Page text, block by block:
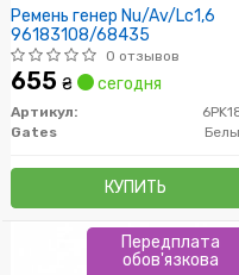
Ремень генер Nu/Av/Lc1,6
96183108/68435
0 отзывов
655 ₴ сегодня
Артикул:
Gates
КУПИТЬ
Передплата
обов'язкова